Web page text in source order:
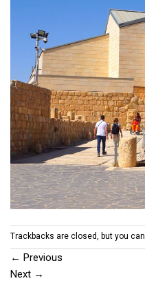
Trackbacks are closed, but you can
← Previous
Next →